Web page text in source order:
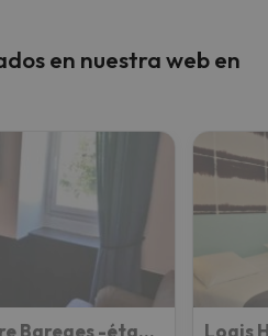
en nuestra web en
Eden du Pays Toy Centre Bareges -établissement 3 étoiles Logis